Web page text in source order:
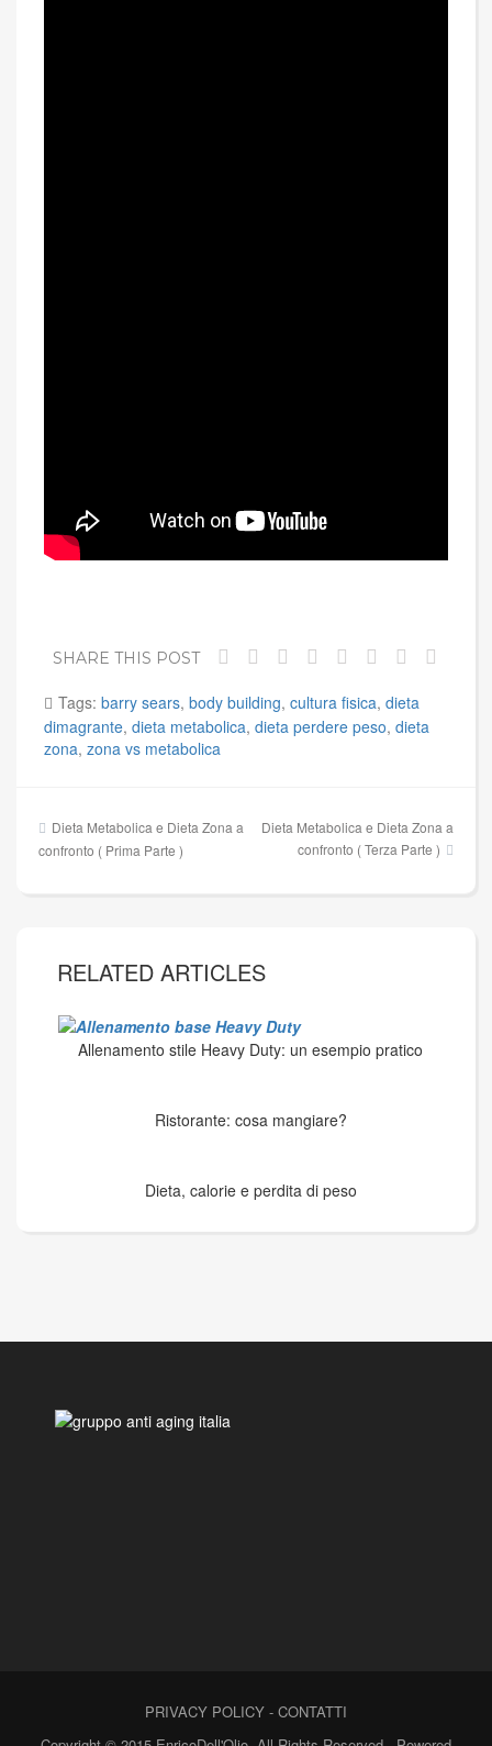
SHARE THIS POST
Tags: barry sears, body building, cultura fisica, dieta
dimagrante, dieta metabolica, dieta perdere peso, dieta
zona, zona vs metabolica
Navigazione
articoli
Dieta Metabolica e Dieta Zona a
confronto ( Prima Parte )
Dieta Metabolica e Dieta Zona a
confronto ( Terza Parte )
RELATED ARTICLES
Allenamento stile Heavy Duty: un esempio pratico
Ristorante: cosa mangiare?
Dieta, calorie e perdita di peso
PRIVACY POLICY - CONTATTI